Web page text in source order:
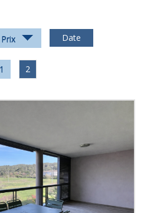
Prix Date
1 2